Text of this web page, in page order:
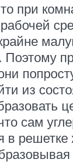
при
Поэтому
из
сам
в решетке